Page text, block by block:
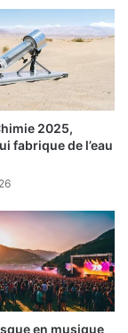
2025,
fabrique de l’eau
en musique